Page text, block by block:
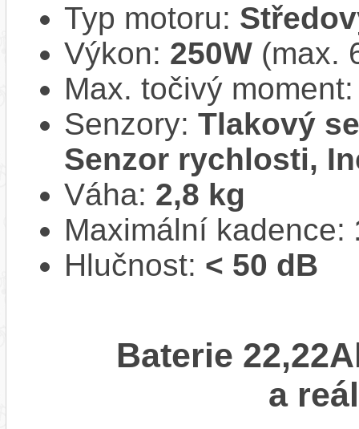
Typ motoru:
Výkon: 250W (max.
Max. točivý
Senzory: Tlakový
Senzor rychlosti,
Váha: 2,8 kg
Maximální kadence:
Hlučnost: < 50 dB
Baterie
a